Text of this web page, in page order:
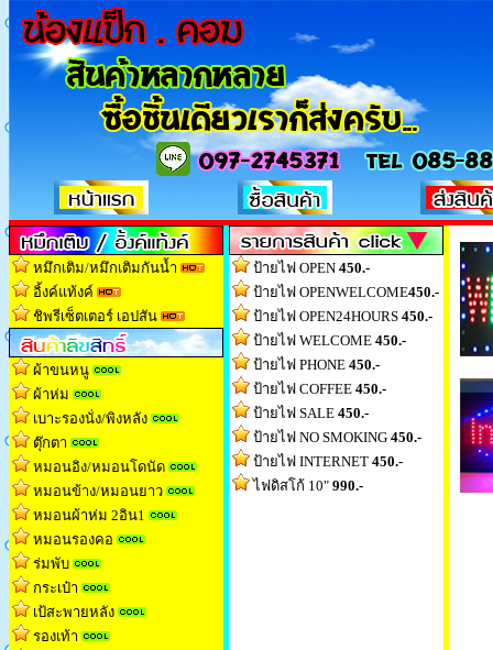
หมึกเติม/หมึกเติมกันน้ำ
อิ้งค์แท้งค์
ชิพรีเซ็ตเตอร์ เอปสัน
ผ้าขนหนู
ผ้าห่ม
เบาะรองนั่ง/พิงหลัง
ตุ๊กตา
หมอนอิง/หมอนโดนัด
หมอนข้าง/หมอนยาว
หมอนผ้าห่ม 2อิน1
หมอนรองคอ
ร่มพับ
กระเป๋า
เป้สะพายหลัง
รองเท้า
ป้ายไฟ OPEN 450.-
ป้ายไฟ OPENWELCOME450.-
ป้ายไฟ OPEN24HOURS 450.-
ป้ายไฟ WELCOME 450.-
ป้ายไฟ PHONE 450.-
ป้ายไฟ COFFEE 450.-
ป้ายไฟ SALE 450.-
ป้ายไฟ NO SMOKING 450.-
ป้ายไฟ INTERNET 450.-
ไฟดิสโก้ 10" 990.-